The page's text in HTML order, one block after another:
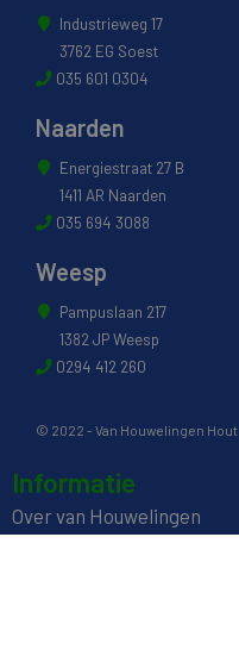
Industrieweg 17
3762 EG Soest
035 601 0304
Naarden
Energiestraat 27 B
1411 AR Naarden
035 694 3088
Weesp
Pampuslaan 217
1382 JP Weesp
0294 412 260
© 2022 - Van Houwelingen Hout
Informatie
Over van Houwelingen